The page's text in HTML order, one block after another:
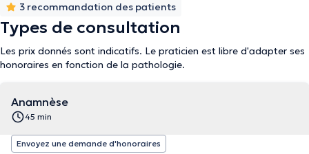
3 recommandation des patients
Types de consultation
Les prix donnés sont indicatifs. Le praticien est libre d'adapter ses
honoraires en fonction de la pathologie.
Anamnèse
45 min
Envoyez une demande d'honoraires